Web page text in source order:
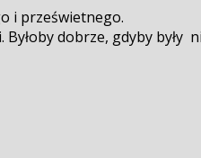
i prześwietnego.
dobrze, gdyby